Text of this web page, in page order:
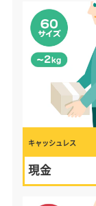
キャッシュレス
現金